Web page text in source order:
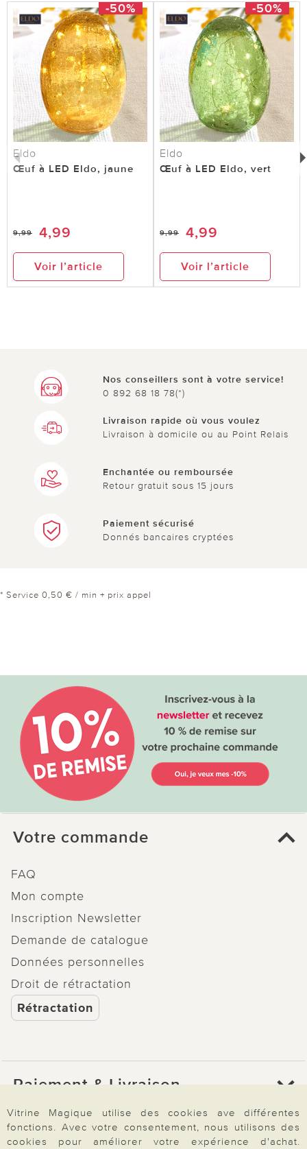
-50%
Eldo
Œuf à LED Eldo, jaune
9,99 4,99
Voir l’article
-50%
Eldo
Œuf à LED Eldo, vert
9,99 4,99
Voir l’article
Nos conseillers sont à votre service!
0 892 68 18 78(*)
Livraison rapide où vous voulez
Livraison à domicile ou au Point Relais
Enchantée ou remboursée
Retour gratuit sous 15 jours
Paiement sécurisé
Donnés bancaires cryptées
* Service 0,50 € / min + prix appel
Votre commande
FAQ
Mon compte
Inscription Newsletter
Demande de catalogue
Données personnelles
Droit de rétractation
Rétractation
Paiement & Livraison
À propos de nous
Vitrine Magique utilise des cookies ave différentes
fonctions. Avec votre consentement, nous utilisons des
cookies pour améliorer votre expérience d'achat.